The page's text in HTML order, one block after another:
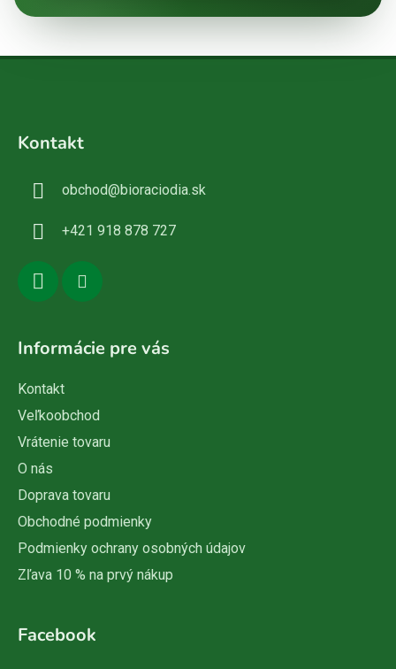
Kontakt
obchod@bioraciodia.sk
+421 918 878 727
Informácie pre vás
Kontakt
Veľkoobchod
Vrátenie tovaru
O nás
Doprava tovaru
Obchodné podmienky
Podmienky ochrany osobných údajov
Zľava 10 % na prvý nákup
Facebook